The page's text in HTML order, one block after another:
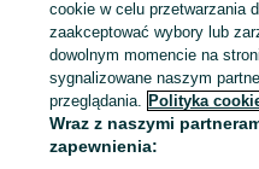
Grill - Dębiec
KATEGORIA
ID:546165134
cookie w celu przetwarzania
zaakceptować wybory lub
dowolnym momencie na
sygnalizowane naszym
przeglądania. Polityka
Wraz z naszymi
zapewnienia: